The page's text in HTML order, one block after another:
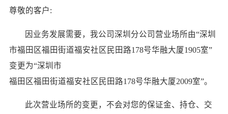
尊敬的客户:
因业务发展需要，我公司深圳分公司营业场所由“深圳
市福田区福田街道福安社区民田路178号华融大厦1905室”
变更为“深圳市
福田区福田街道福安社区民田路178号华融大厦2009室”。
此次营业场所的变更，不会对您的保证金、持仓、交